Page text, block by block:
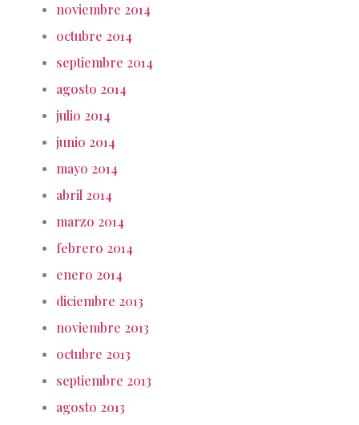
noviembre 2014
octubre 2014
septiembre 2014
agosto 2014
julio 2014
junio 2014
mayo 2014
abril 2014
marzo 2014
febrero 2014
enero 2014
diciembre 2013
noviembre 2013
octubre 2013
septiembre 2013
agosto 2013